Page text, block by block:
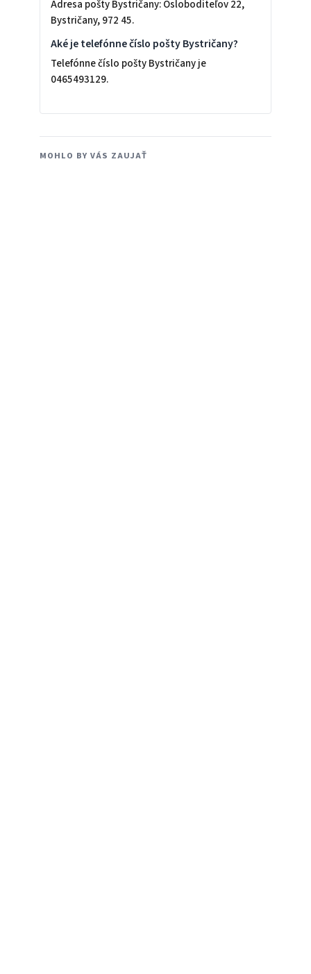
Adresa pošty Bystričany: Osloboditeľov 22,
Bystričany, 972 45.
Aké je telefónne číslo pošty Bystričany?
Telefónne číslo pošty Bystričany je
0465493129.
MOHLO BY VÁS ZAUJAŤ